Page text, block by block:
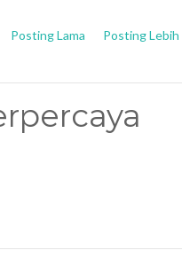
Posting Lebih
Posting Lama